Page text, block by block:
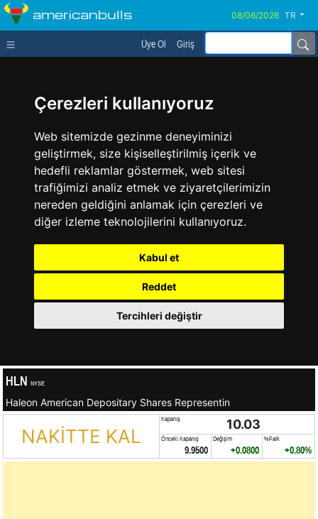
Çerezleri kullanıyoruz
Web sitemizde gezinme deneyiminizi
geliştirmek, size kişiselleştirilmiş içerik ve
hedefli reklamlar göstermek, web sitesi
trafiğimizi analiz etmek ve ziyaretçilerimizin
nereden geldiğini anlamak için çerezleri ve
diğer izleme teknolojilerini kullanıyoruz.
Kabul et
Reddet
Tercihleri değiştir
americanbulls TR
Üye Ol Giriş
HLN NYSE
Haleon American Depositary Shares Representin
NAKİTTE KAL
Kapanış 10.03
Önceki Kapanış
9.9500
Değişim
+0.0800
%Fark
+0.80%